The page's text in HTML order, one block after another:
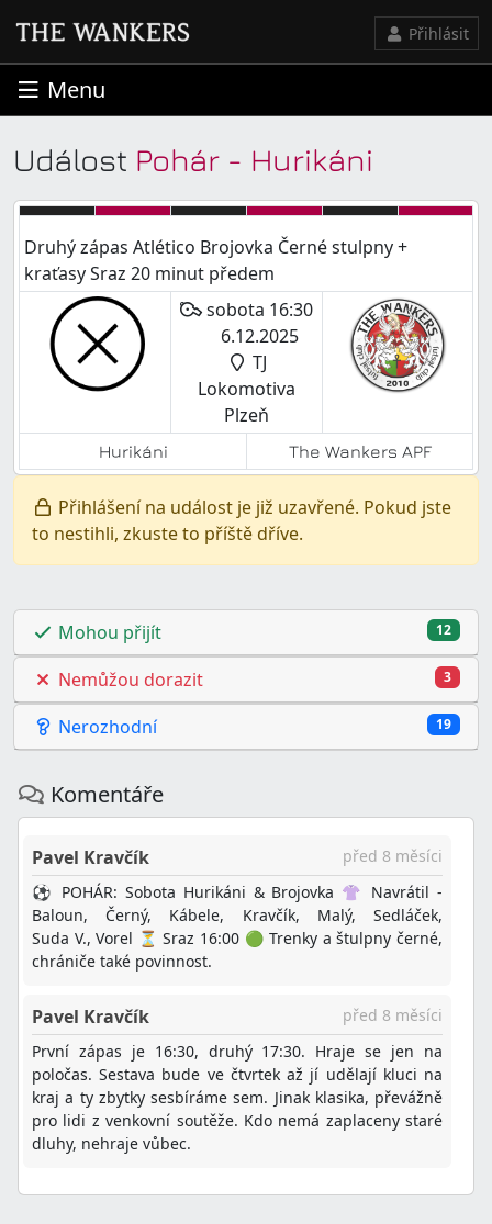
Přihlásit
Menu
Událost Pohár - Hurikáni
Druhý zápas Atlético Brojovka Černé stulpny +
kraťasy Sraz 20 minut předem
sobota 16:30
6.12.2025
TJ
Lokomotiva
Plzeň
Hurikáni The Wankers APF
Přihlášení na událost je již uzavřené. Pokud jste
to nestihli, zkuste to příště dříve.
Mohou přijít 12
Nemůžou dorazit 3
Nerozhodní 19
Komentáře
Pavel Kravčík
před 8 měsíci
⚽ POHÁR: Sobota Hurikáni & Brojovka 👚 Navrátil -
Baloun, Černý, Kábele, Kravčík, Malý, Sedláček,
Suda V., Vorel ⏳ Sraz 16:00 🟢 Trenky a štulpny černé,
chrániče také povinnost.
Pavel Kravčík
před 8 měsíci
První zápas je 16:30, druhý 17:30. Hraje se jen na
poločas. Sestava bude ve čtvrtek až jí udělají kluci na
kraj a ty zbytky sesbíráme sem. Jinak klasika, převážně
pro lidi z venkovní soutěže. Kdo nemá zaplaceny staré
dluhy, nehraje vůbec.